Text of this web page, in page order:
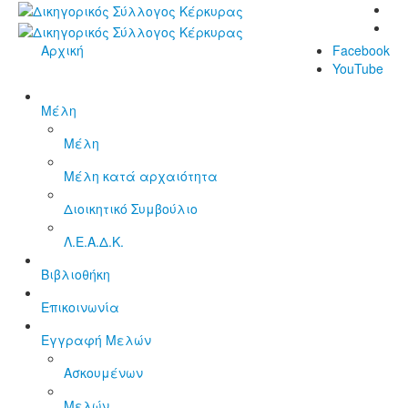
Facebook
YouTube
Αρχική
Μέλη
Μέλη
Μέλη κατά αρχαιότητα
Διοικητικό Συμβούλιο
Λ.Ε.Α.Δ.Κ.
Βιβλιοθήκη
Επικοινωνία
Εγγραφή Μελών
Ασκουμένων